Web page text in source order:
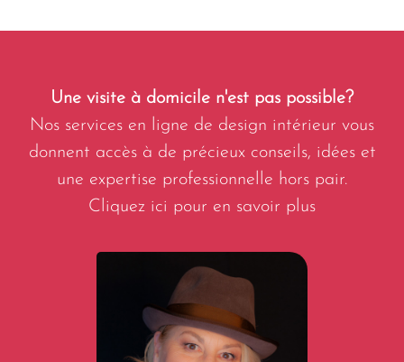
Une visite à domicile n'est pas possible?
Nos services en ligne de design intérieur vous
donnent accès à de précieux conseils, idées et
une expertise professionnelle hors pair.
Cliquez ici pour en savoir plus